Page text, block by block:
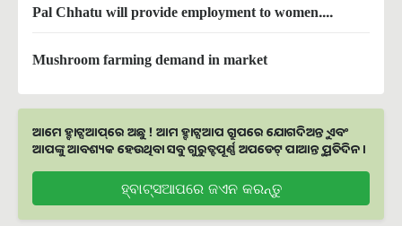
Pal Chhatu will provide employment to women....
Mushroom farming demand in market
ଆମେ ହ୍ବାଟ୍ସଆପ୍‌ରେ ଅଛୁ ! ଆମ ହ୍ବାଟ୍ସଆପ ଗ୍ରୁପରେ ଯୋଗଦିଅନ୍ତୁ ଏବଂ
ଆପଙ୍କୁ ଆବଶ୍ୟକ ହେଉଥିବା ସବୁ ଗୁରୁତ୍ବପୂର୍ଣ୍ଣ ଅପଡେଟ୍‌ ପାଆନ୍ତୁ ପ୍ରତିଦିନ ।
ହ୍ବାଟ୍ସଆପରେ ଜଏନ କରନ୍ତୁ